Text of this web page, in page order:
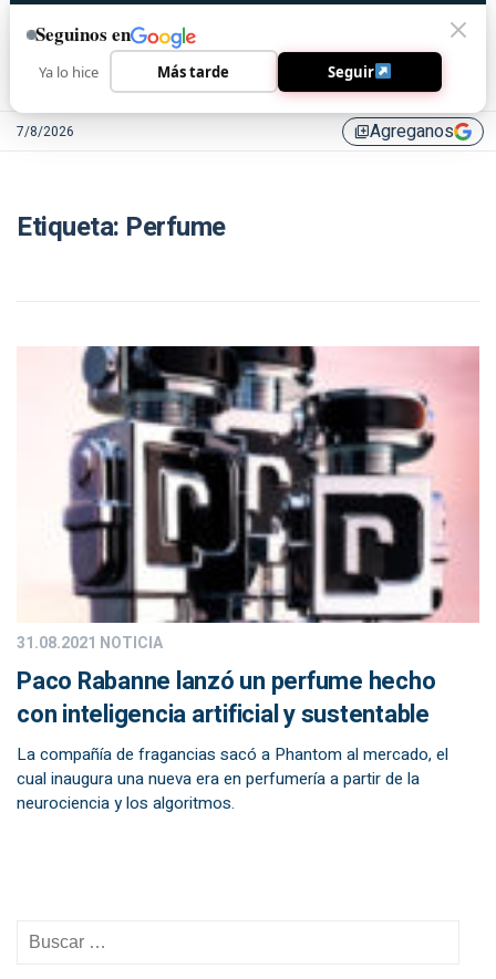
7/8/2026 library_addAgreganos
Etiqueta: Perfume
31.08.2021 NOTICIA
Paco Rabanne lanzó un perfume hecho
con inteligencia artificial y sustentable
La compañía de fragancias sacó a Phantom al mercado, el
cual inaugura una nueva era en perfumería a partir de la
neurociencia y los algoritmos.
Seguinos en
Ya lo hice Más tarde Seguir